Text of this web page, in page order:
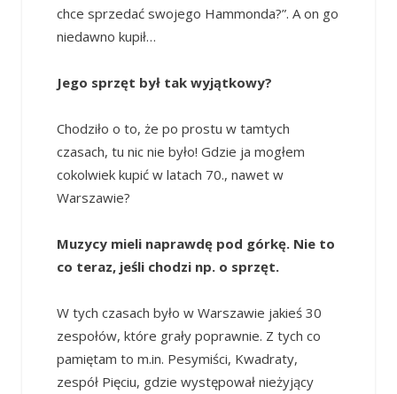
chce sprzedać swojego Hammonda?”. A on go
niedawno kupił…
Jego sprzęt był tak wyjątkowy?
Chodziło o to, że po prostu w tamtych
czasach, tu nic nie było! Gdzie ja mogłem
cokolwiek kupić w latach 70., nawet w
Warszawie?
Muzycy mieli naprawdę pod górkę. Nie to
co teraz, jeśli chodzi np. o sprzęt.
W tych czasach było w Warszawie jakieś 30
zespołów, które grały poprawnie. Z tych co
pamiętam to m.in. Pesymiści, Kwadraty,
zespół Pięciu, gdzie występował nieżyjący